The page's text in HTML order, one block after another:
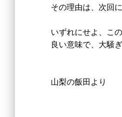
その理由は、次回
いずれにせよ、こ
良い意味で、大騒
山梨の飯田より